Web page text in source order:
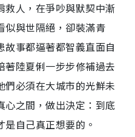
救人，在爭吵與默契中漸
似與世隔絕，卻裝滿青
事都逼著都智義直面自
著陸夏俐一步步修補過去
們必須在大城市的光鮮未
心之間，做出決定：到底
自己真正想要的。